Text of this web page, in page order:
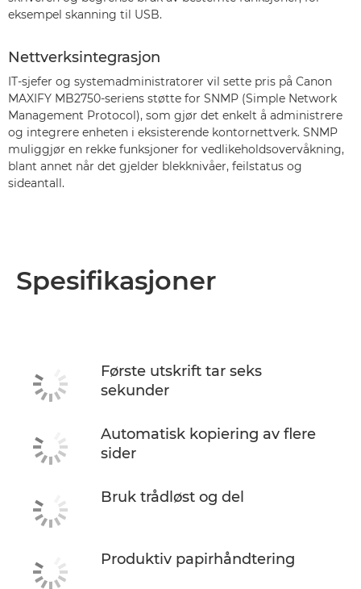
eksempel skanning til USB.
Nettverksintegrasjon
IT-sjefer og systemadministratorer vil sette pris på Canon
MAXIFY MB2750-seriens støtte for SNMP (Simple Network
Management Protocol), som gjør det enkelt å administrere
og integrere enheten i eksisterende kontornettverk. SNMP
muliggjør en rekke funksjoner for vedlikeholdsovervåkning,
blant annet når det gjelder blekknivåer, feilstatus og
sideantall.
Spesifikasjoner
Første utskrift tar seks
sekunder
Automatisk kopiering av flere
sider
Bruk trådløst og del
Produktiv papirhåndtering